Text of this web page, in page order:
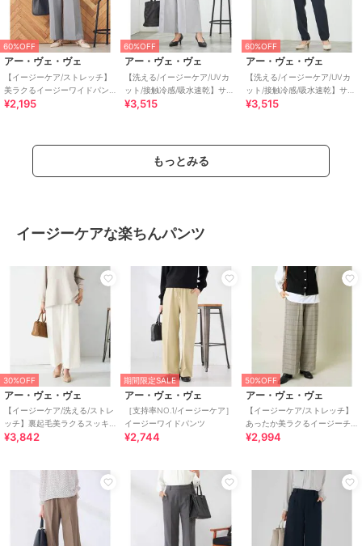
60%OFF
アー・ヴェ・ヴェ
【イージーケア/ストレッチ】
美ラクるイージーワイドパン
ツ
¥2,195
60%OFF
アー・ヴェ・ヴェ
【洗える/イージーケア/UVカ
ット/接触冷感/吸水速乾】サマ
ーストレッチクロップドパン
¥3,515
60%OFF
アー・ヴェ・ヴェ
【洗える/イージーケア/UVカ
ット/接触冷感/吸水速乾】サマ
ーストレッチテーパードパン
¥3,515
もっとみる
イージーケアな楽ちんパンツ
30%OFF
アー・ヴェ・ヴェ
【イージーケア/洗える/ストレ
ッチ】裏起毛美ラクるスッキ
リ見えワイドパンツ
¥3,842
期間限定SALE
アー・ヴェ・ヴェ
［支持率NO.1/イージーケア］
イージーワイドパンツ
¥2,744
50%OFF
アー・ヴェ・ヴェ
【イージーケア/ストレッチ】
あったか美ラクるイージーチ
ェックワイドパンツ
¥2,994